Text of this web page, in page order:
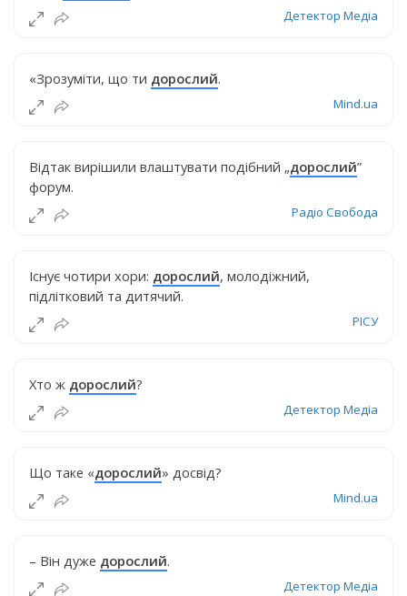
Детектор Медіа
«Зрозуміти, що ти дорослий.
Mind.ua
Відтак вирішили влаштувати подібний „дорослий”
форум.
Радіо Свобода
Існує чотири хори: дорослий, молодіжний,
підлітковий та дитячий.
РІСУ
Хто ж дорослий?
Детектор Медіа
Що таке «дорослий» досвід?
Mind.ua
– Він дуже дорослий.
Детектор Медіа